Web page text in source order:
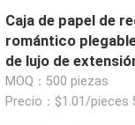
Caja de papel de
romántico
de lujo de
caja de embalaje
MOQ：500 piezas
Precio：$1.01/pieces